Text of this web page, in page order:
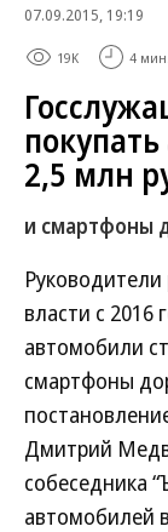
07.09.2015, 19:19
19K 4 мин.
2,5 млн
и смартфоны
власти с 2016
автомобили
смартфоны
Дмитрий
собеседника
автомобилей